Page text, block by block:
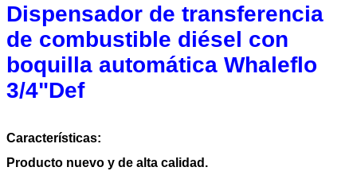
Dispensador de transferencia
de combustible diésel con
boquilla automática Whaleflo
3/4"Def
Características:
Producto nuevo y de alta calidad.